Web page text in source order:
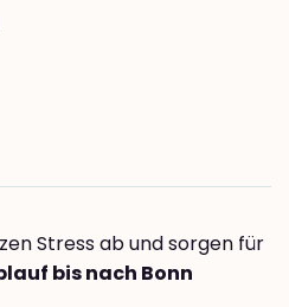
Stress ab und sorgen für
bis nach Bonn